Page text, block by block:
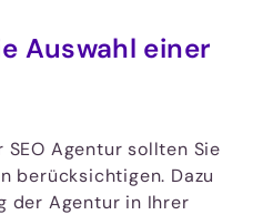
Auswahl einer
Agentur sollten Sie
berücksichtigen. Dazu
der Agentur in Ihrer